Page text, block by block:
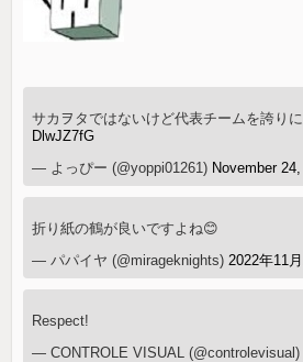
サカヲタではないけど代表チームを誇り
DlwJZ7fG
— よっぴー (@yoppi01261) November
折り紙の鶴が良いですよね😊
— パパイヤ (@mirageknights) 2022年11
Respect!
— CONTROLE VISUAL (@controlevisual)